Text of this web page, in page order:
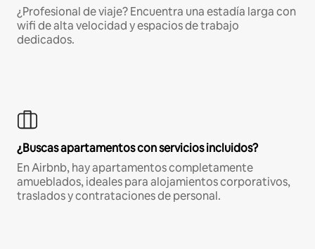
¿Profesional de viaje? Encuentra una estadía larga con
wifi de alta velocidad y espacios de trabajo
dedicados.
¿Buscas apartamentos con servicios incluidos?
En Airbnb, hay apartamentos completamente
amueblados, ideales para alojamientos corporativos,
traslados y contrataciones de personal.